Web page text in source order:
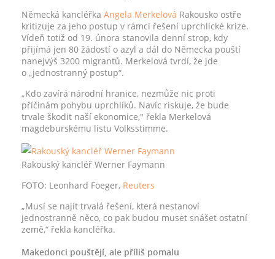
Německá kancléřka Angela Merkelová Rakousko ostře
kritizuje za jeho postup v rámci řešení uprchlické krize.
Vídeň totiž od 19. února stanovila denní strop, kdy
přijímá jen 80 žádostí o azyl a dál do Německa pouští
nanejvýš 3200 migrantů. Merkelová tvrdí, že jde
o „jednostranný postup“.
„Kdo zavírá národní hranice, nezmůže nic proti
příčinám pohybu uprchlíků. Navíc riskuje, že bude
trvale škodit naší ekonomice," řekla Merkelová
magdeburskému listu Volksstimme.
Rakouský kancléř Werner Faymann
FOTO: Leonhard Foeger, Reuters
„Musí se najít trvalá řešení, která nestanoví
jednostranně něco, co pak budou muset snášet ostatní
země,“ řekla kancléřka.
Makedonci pouštějí, ale příliš pomalu